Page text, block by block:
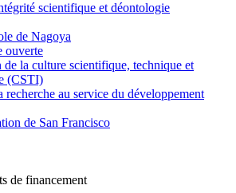
scientifique et déontologie
de Nagoya
ouverte
de la culture scientifique, technique et
(CSTI)
recherche au service du développement
de San Francisco
de financement